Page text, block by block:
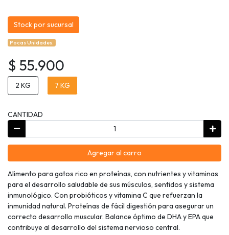
Stock por sucursal
Pocas Unidades.
$ 55.900
2 KG 7 KG
CANTIDAD
Agregar al carro
Alimento para gatos rico en proteínas, con nutrientes y vitaminas
para el desarrollo saludable de sus músculos, sentidos y sistema
inmunológico. Con probióticos y vitamina C que refuerzan la
inmunidad natural. Proteínas de fácil digestión para asegurar un
correcto desarrollo muscular. Balance óptimo de DHA y EPA que
contribuye al desarrollo del sistema nervioso central.